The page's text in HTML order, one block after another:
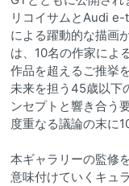
リコイサムとAudi
による躍動的な描画
は、10名の作家によ
作品を超えるご推挙
未来を担う45歳以下
ンセプトと響き合う
度重なる議論の末に
本ギャラリーの監修
意味付けていくキュ